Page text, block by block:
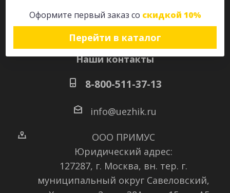
Оформите первый заказ со скидкой 10%
Перейти в каталог
Наши контакты
8-800-511-37-13
info@uezhik.ru
ООО ПРИМУС
Юридический адрес:
127287, г. Москва, вн. тер. г.
муниципальный округ Савеловский,